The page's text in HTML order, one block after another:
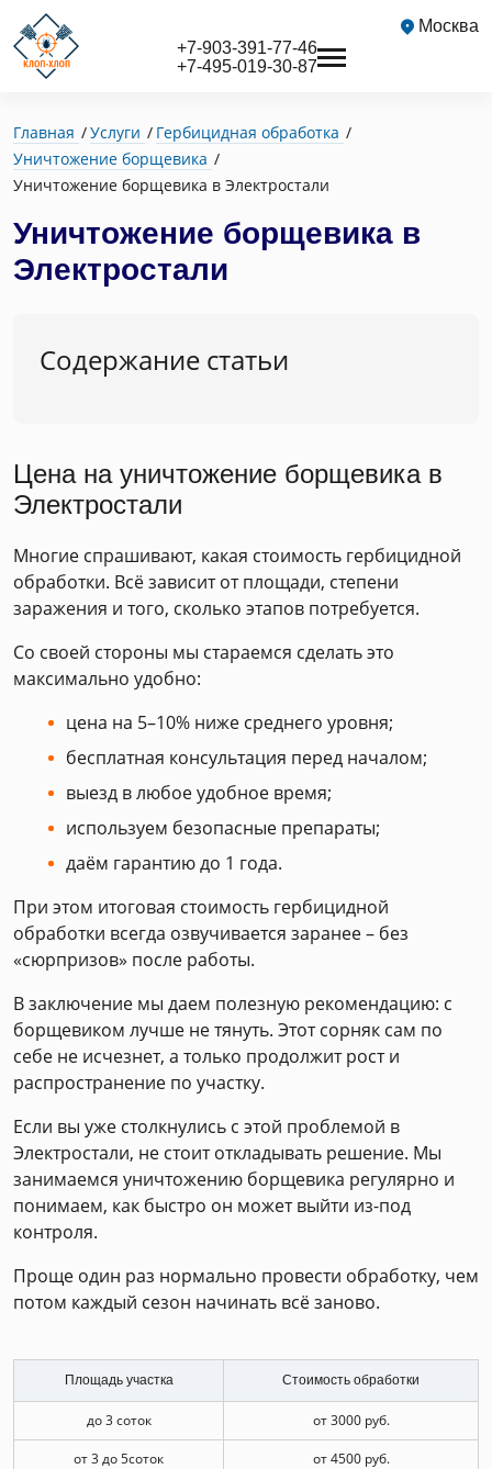
Москва
+7-903-391-77-46
+7-495-019-30-87
Главная Услуги
Гербицидная обработка
Уничтожение борщевика
Уничтожение борщевика в Электростали
Уничтожение борщевика в
Электростали
Содержание статьи
Цена на уничтожение борщевика в
Электростали
Многие спрашивают, какая стоимость гербицидной
обработки. Всё зависит от площади, степени
заражения и того, сколько этапов потребуется.
Со своей стороны мы стараемся сделать это
максимально удобно:
цена на 5–10% ниже среднего уровня;
бесплатная консультация перед началом;
выезд в любое удобное время;
используем безопасные препараты;
даём гарантию до 1 года.
При этом итоговая стоимость гербицидной
обработки всегда озвучивается заранее – без
«сюрпризов» после работы.
В заключение мы даем полезную рекомендацию: с
борщевиком лучше не тянуть. Этот сорняк сам по
себе не исчезнет, а только продолжит рост и
распространение по участку.
Если вы уже столкнулись с этой проблемой в
Электростали, не стоит откладывать решение. Мы
занимаемся уничтожению борщевика регулярно и
понимаем, как быстро он может выйти из-под
контроля.
Проще один раз нормально провести обработку, чем
потом каждый сезон начинать всё заново.
Площадь участка Стоимость обработки
до 3 соток от 3000 руб.
от 3 до 5соток от 4500 руб.